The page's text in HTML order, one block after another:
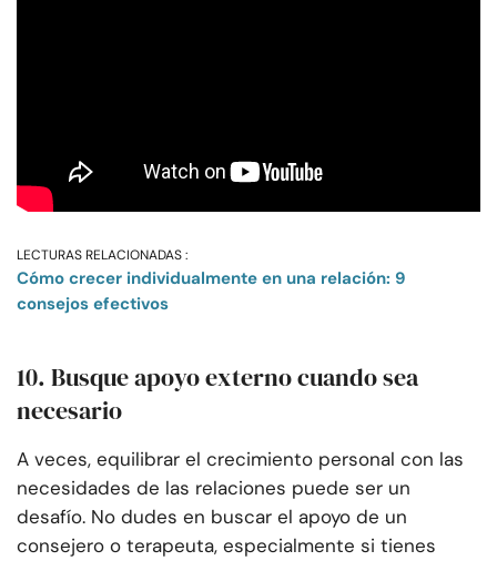
LECTURAS RELACIONADAS :
Cómo crecer individualmente en una relación: 9
consejos efectivos
10. Busque apoyo externo cuando sea
necesario
A veces, equilibrar el crecimiento personal con las
necesidades de las relaciones puede ser un
desafío. No dudes en buscar el apoyo de un
consejero o terapeuta, especialmente si tienes